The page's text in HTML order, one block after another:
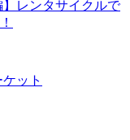
】レンタサイクルで
ット